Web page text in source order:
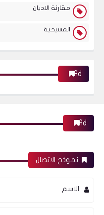
مقارنة الاديان
المسيحية
Ad
Ad
نموذج الاتصال
الاسم